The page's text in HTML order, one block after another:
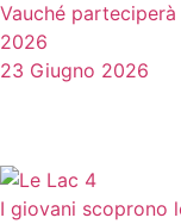
Vauché parteciperà
2026
23 Giugno 2026
I giovani scoprono